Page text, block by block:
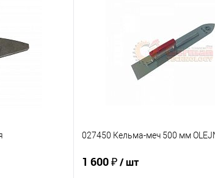
027450 Кельма-меч 500 мм
1 600 ₽/ шт